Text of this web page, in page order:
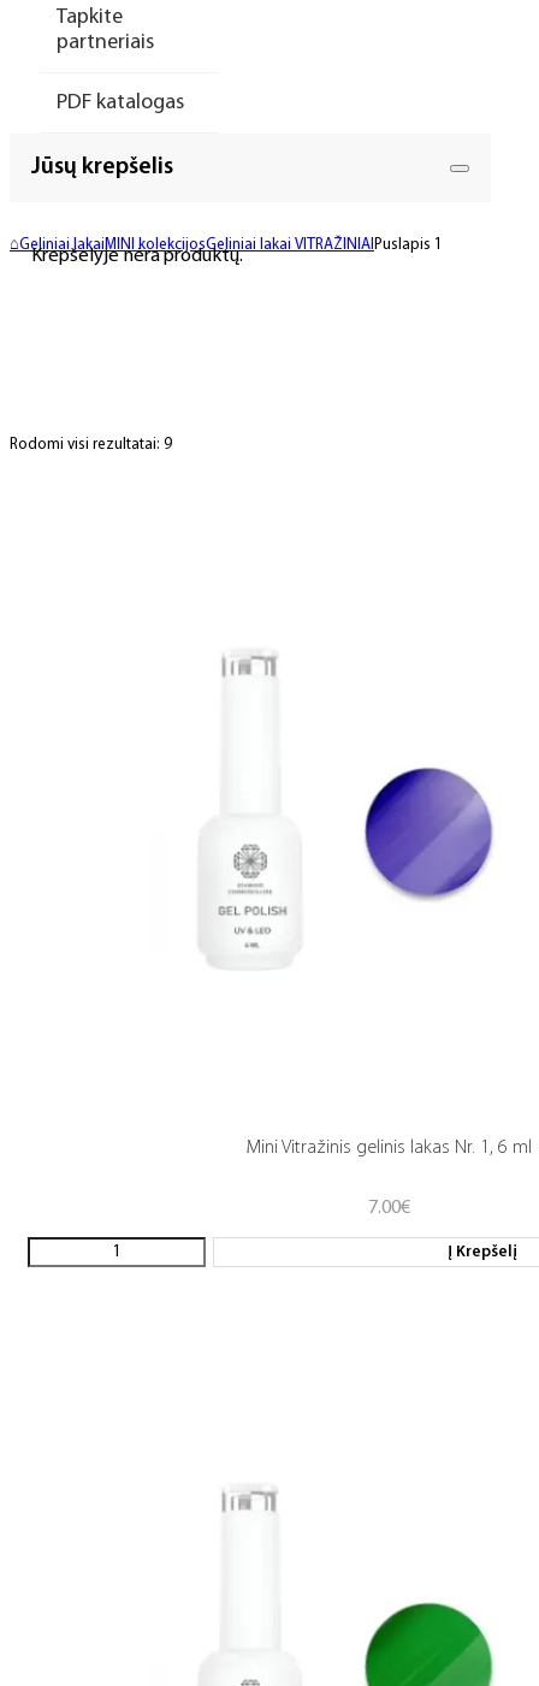
Tapkite
partneriais
PDF katalogas
Jūsų krepšelis
Krepšelyje nėra produktų.
⌂Geliniai lakaiMINI kolekcijosGeliniai lakai VITRAŽINIAI Puslapis 1
Rodomi visi rezultatai: 9
Mini Vitražinis gelinis lakas Nr. 1, 6 ml
7.00€
Į Krepšelį